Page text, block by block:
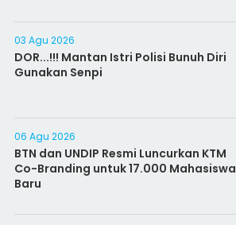
03 Agu 2026
DOR...!!! Mantan Istri Polisi Bunuh Diri
Gunakan Senpi
06 Agu 2026
BTN dan UNDIP Resmi Luncurkan KTM
Co-Branding untuk 17.000 Mahasiswa
Baru